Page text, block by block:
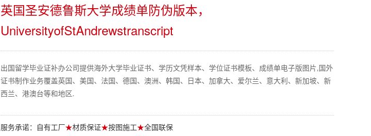
英国圣安德鲁斯大学成绩单防伪版本，
UniversityofStAndrewstranscript
出国留学毕业证补办公司提供海外大学毕业证书、学历文凭样本、学位证书模板、成绩单电子版图片,国外
证书制作业务覆盖英国、美国、法国、德国、澳洲、韩国、日本、加拿大、爱尔兰、意大利、新加坡、新
西兰、港澳台等和地区.
服务承诺：自有工厂★材质保证★按图施工★全国联保